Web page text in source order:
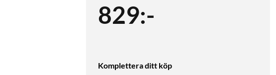
829:-
Komplettera ditt köp